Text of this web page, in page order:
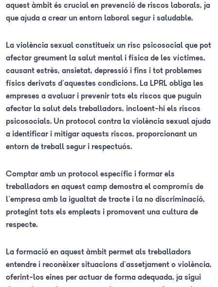
aquest àmbit és crucial en prevenció de riscos laborals, ja
que ajuda a crear un entorn laboral segur i saludable.
La violència sexual constitueix un risc psicosocial que pot
afectar greument la salut mental i física de les víctimes,
causant estrès, ansietat, depressió i fins i tot problemes
físics derivats d'aquestes condicions. La LPRL obliga les
empreses a avaluar i prevenir tots els riscos que puguin
afectar la salut dels treballadors, incloent-hi els riscos
psicosocials. Un protocol contra la violència sexual ajuda
a identificar i mitigar aquests riscos, proporcionant un
entorn de treball segur i respectuós.
Comptar amb un protocol específic i formar els
treballadors en aquest camp demostra el compromís de
l'empresa amb la igualtat de tracte i la no discriminació,
protegint tots els empleats i promovent una cultura de
respecte.
La formació en aquest àmbit permet als treballadors
entendre i reconèixer situacions d'assetjament o violència,
oferint-los eines per actuar de forma adequada, ja sigui